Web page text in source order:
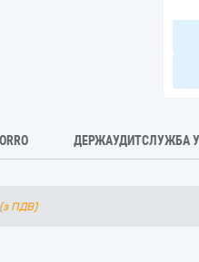
ДЕРЖАУДИТСЛУЖБА
(з ПДВ)